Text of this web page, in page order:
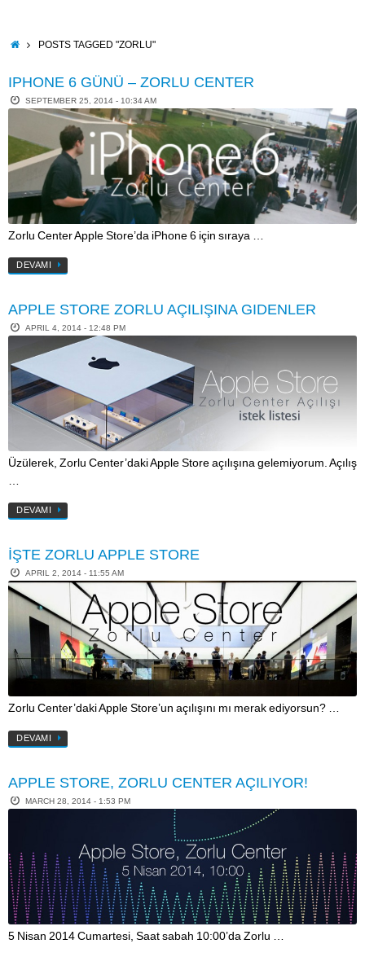
contentHOMEPOSTS TAGGED "ZORLU"
IPHONE 6 GÜNÜ – ZORLU CENTER
SEPTEMBER 25, 2014 - 10:34 AM
Zorlu Center Apple Store’da iPhone 6 için sıraya …
DEVAMI
APPLE STORE ZORLU AÇILIŞINA GIDENLER
APRIL 4, 2014 - 12:48 PM
Üzülerek, Zorlu Center’daki Apple Store açılışına gelemiyorum. Açılış
DEVAMI
İŞTE ZORLU APPLE STORE
APRIL 2, 2014 - 11:55 AM
Zorlu Center’daki Apple Store’un açılışını mı merak ediyorsun? …
DEVAMI
APPLE STORE, ZORLU CENTER AÇILIYOR!
MARCH 28, 2014 - 1:53 PM
5 Nisan 2014 Cumartesi, Saat sabah 10:00’da Zorlu …